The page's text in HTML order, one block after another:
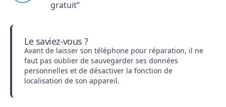
gratuit”
Le saviez-vous ?
Avant de laisser son téléphone pour réparation, il ne
faut pas oublier de sauvegarder ses données
personnelles et de désactiver la fonction de
localisation de son appareil.